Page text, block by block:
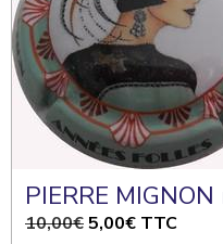
10,00€5,00€ TTC